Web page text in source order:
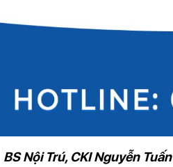
BS Nội Trú, CKI Nguyễn